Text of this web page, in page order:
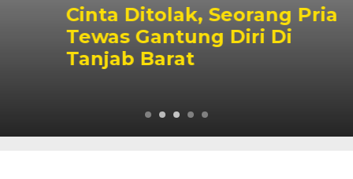
Cinta Ditolak, Seorang Pria
Tewas Gantung Diri Di
Tanjab Barat